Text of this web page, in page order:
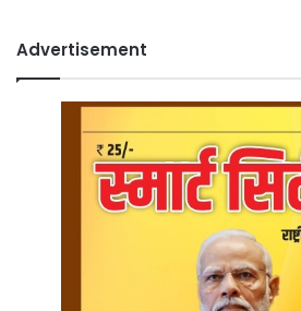
Advertisement